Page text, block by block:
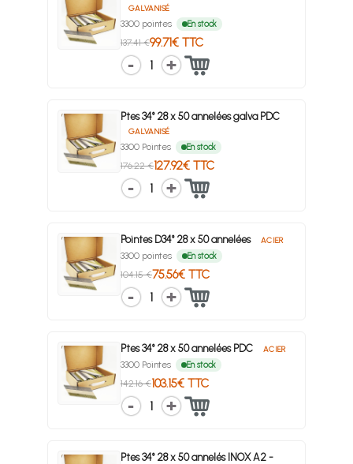
GALVANISÉ
3300 pointes En stock
137.41 €99.71€ TTC
1
Ptes 34° 28 x 50 annelées galva PDC
GALVANISÉ
3300 Pointes En stock
176.22 €127.92€ TTC
1
Pointes D34° 28 x 50 annelées ACIER
3300 pointes En stock
104.15 €75.56€ TTC
1
Ptes 34° 28 x 50 annelées PDC ACIER
3300 Pointes En stock
142.16 €103.15€ TTC
1
Ptes 34° 28 x 50 annelés INOX A2 -